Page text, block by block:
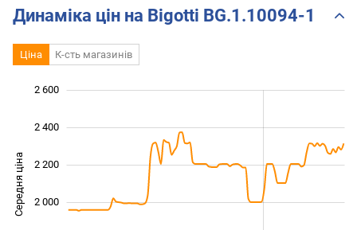
Динаміка цін на Bigotti BG.1.10094-1
Ціна К-сть магазинів
Середня ціна 2 000
2 200
2 600
2 400